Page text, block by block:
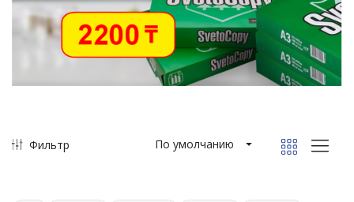
Фильтр По умолчанию